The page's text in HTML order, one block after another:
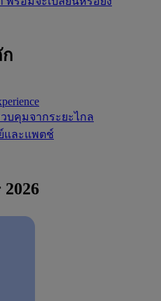
บคุมจากระยะไกล
และแพตช์